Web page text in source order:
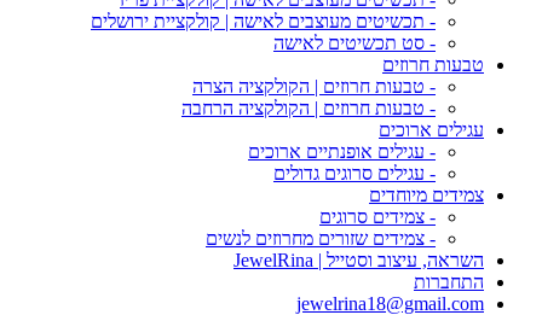
- תכשיטים מעוצבים לאישה | קולקציית ירושלים
- סט תכשיטים לאישה
טבעות חרוזים
- טבעות חרוזים | הקולקציה הצרה
- טבעות חרוזים | הקולקציה הרחבה
עגילים ארוכים
- עגילים אופנתיים ארוכים
- עגילים סרוגים גדולים
צמידים מיוחדים
- צמידים סרוגים
- צמידים שזורים מחרוזים לנשים
השראה, עיצוב וסטייל | JewelRina
התחברות
jewelrina18@gmail.com